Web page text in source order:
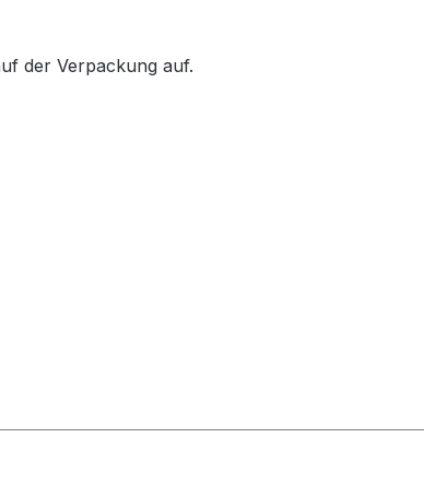
der Verpackung auf.